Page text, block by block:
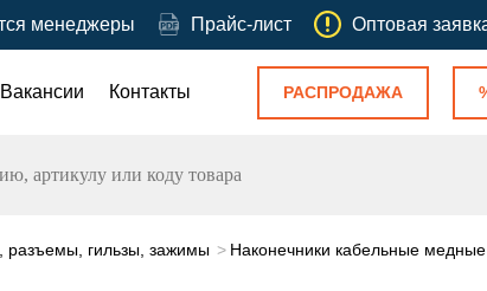
менеджеры Прайс-лист Оптовая
Вакансии Контакты РАСПРОДАЖА
разъемы, гильзы, зажимы
Наконечники кабельные